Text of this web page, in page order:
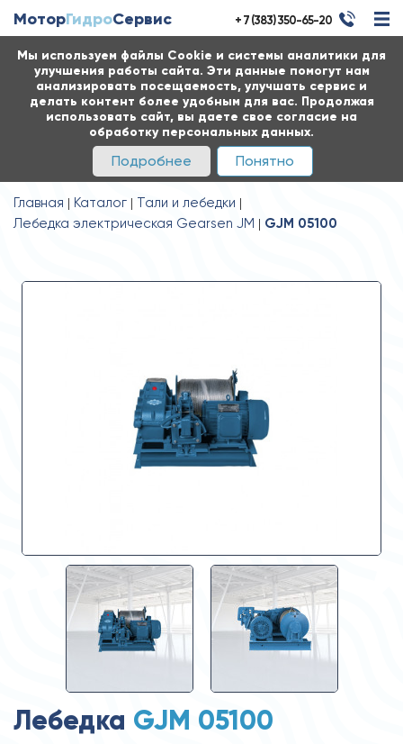
Мы используем файлы Cookie и системы аналитики для
улучшения работы сайта. Эти данные помогут нам
анализировать посещаемость, улучшать сервис и
делать контент более удобным для вас. Продолжая
использовать сайт, вы даете свое согласие на
обработку персональных данных.
Подробнее Понятно
МоторГидроСервис + 7 (383) 350-65-20
Главная Каталог
Тали и лебедки
Лебедка электрическая Gearsen JM
GJM 05100
Лебедка GJM 05100